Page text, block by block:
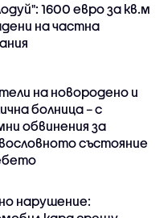
1600 евро за кв.м
на частна
на новородено и
болница – с
обвинения за
състояние
нарушение: